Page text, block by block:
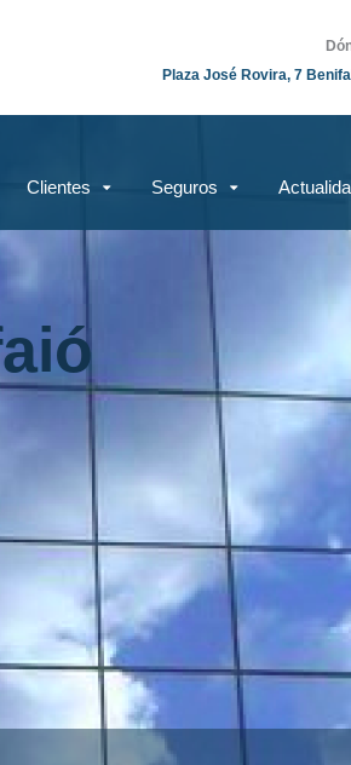
Plaza José Rovira, 7
Clientes Seguros